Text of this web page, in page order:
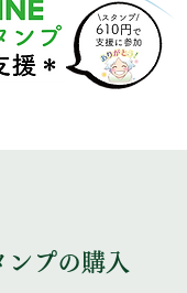
プの購入